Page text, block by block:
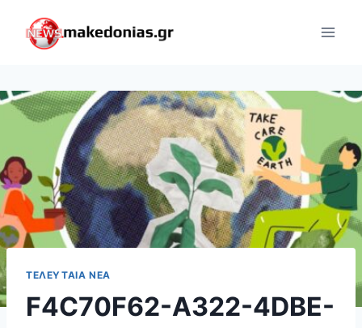
content
ΤΕΛΕΥΤΑΊΑ ΝΈΑ
F4C70F62-A322-4DBE-